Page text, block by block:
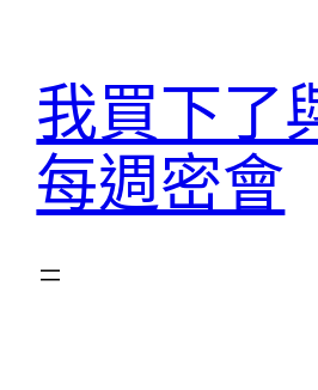
我買下了
每週密會